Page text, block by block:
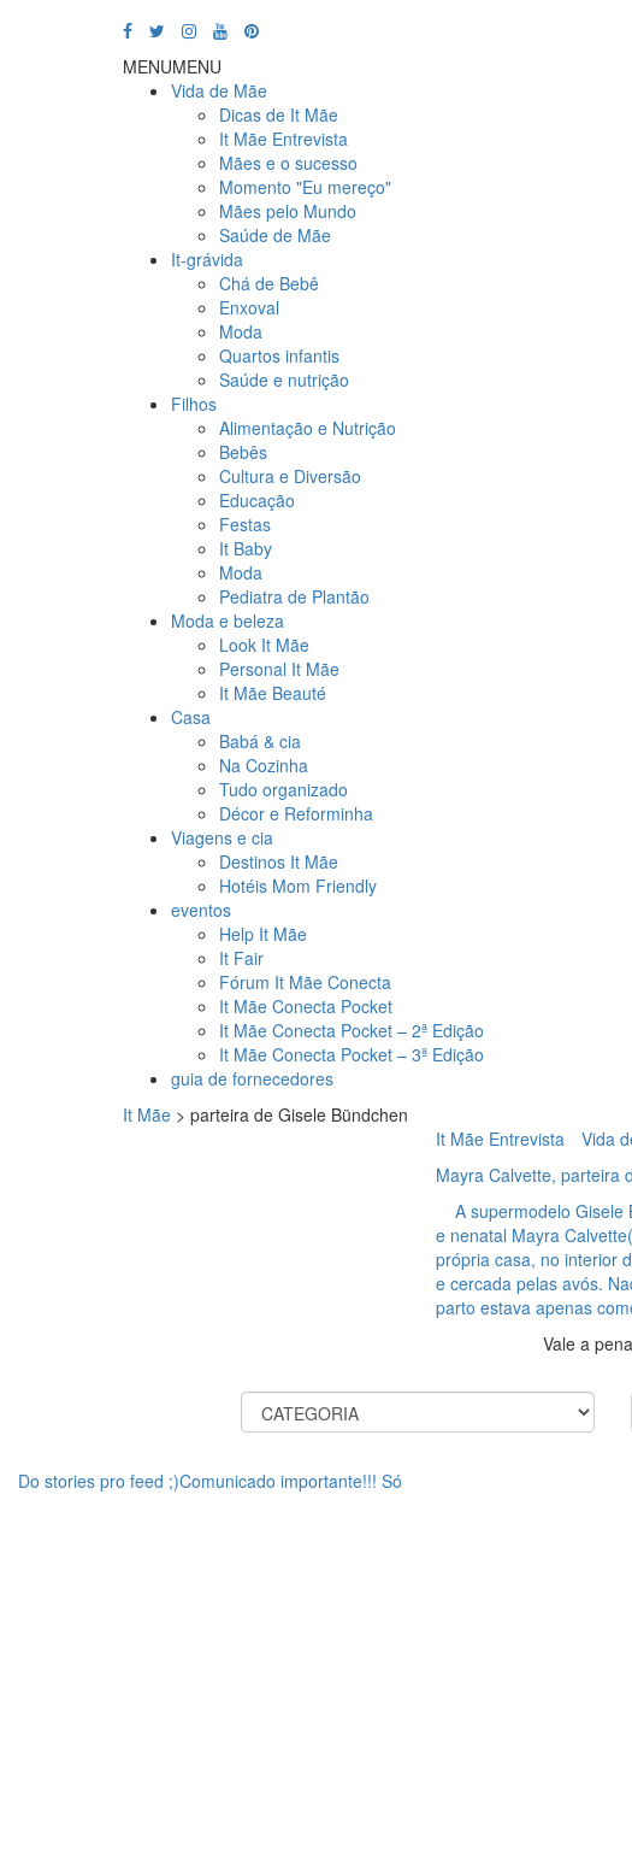
MENUMENU
Vida de Mãe
Dicas de It Mãe
It Mãe Entrevista
Mães e o sucesso
Momento "Eu mereço"
Mães pelo Mundo
Saúde de Mãe
It-grávida
Chá de Bebê
Enxoval
Moda
Quartos infantis
Saúde e nutrição
Filhos
Alimentação e Nutrição
Bebês
Cultura e Diversão
Educação
Festas
It Baby
Moda
Pediatra de Plantão
Moda e beleza
Look It Mãe
Personal It Mãe
It Mãe Beauté
Casa
Babá & cia
Na Cozinha
Tudo organizado
Décor e Reforminha
Viagens e cia
Destinos It Mãe
Hotéis Mom Friendly
eventos
Help It Mãe
It Fair
Fórum It Mãe Conecta
It Mãe Conecta Pocket
It Mãe Conecta Pocket – 2ª Edição
It Mãe Conecta Pocket – 3ª Edição
guia de fornecedores
It Mãe > parteira de Gisele Bündchen
It Mãe Entrevista
Vida
Mayra Calvette, parteira
A supermodelo Gisele
e nenatal Mayra
própria casa, no interior
e cercada pelas avós.
parto estava apenas
Vale a
Do stories pro feed ;)Comunicado importante!!! Só